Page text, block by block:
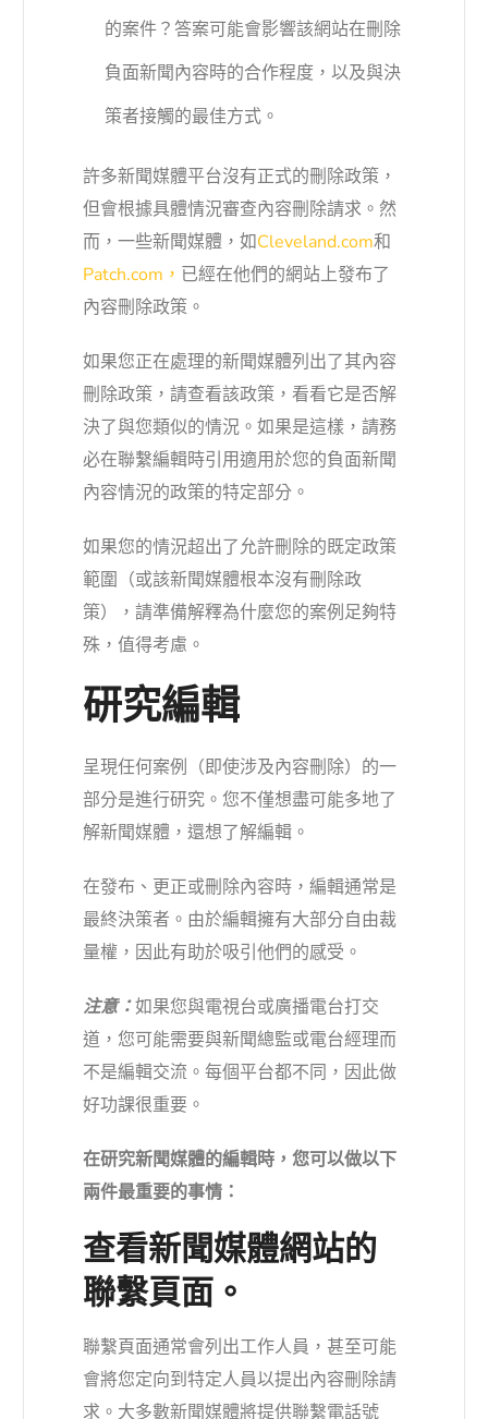
的案件？答案可能會影響該網站在刪除
負面新聞內容時的合作程度，以及與決
策者接觸的最佳方式。
許多新聞媒體平台沒有正式的刪除政策，
但會根據具體情況審查內容刪除請求。然
而，一些新聞媒體，如Cleveland.com和
Patch.com， 已經在他們的網站上發布了
內容刪除政策。
如果您正在處理的新聞媒體列出了其內容
刪除政策，請查看該政策，看看它是否解
決了與您類似的情況。如果是這樣，請務
必在聯繫編輯時引用適用於您的負面新聞
內容情況的政策的特定部分。
如果您的情況超出了允許刪除的既定政策
範圍（或該新聞媒體根本沒有刪除政
策），請準備解釋為什麼您的案例足夠特
殊，值得考慮。
研究編輯
呈現任何案例（即使涉及內容刪除）的一
部分是進行研究。您不僅想盡可能多地了
解新聞媒體，還想了解編輯。
在發布、更正或刪除內容時，編輯通常是
最終決策者。由於編輯擁有大部分自由裁
量權，因此有助於吸引他們的感受。
注意：如果您與電視台或廣播電台打交
道，您可能需要與新聞總監或電台經理而
不是編輯交流。每個平台都不同，因此做
好功課很重要。
在研究新聞媒體的編輯時，您可以做以下
兩件最重要的事情：
查看新聞媒體網站的
聯繫頁面。
聯繫頁面通常會列出工作人員，甚至可能
會將您定向到特定人員以提出內容刪除請
求。大多數新聞媒體將提供聯繫電話號